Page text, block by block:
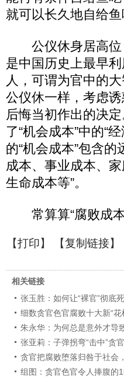
就可以长久地自给鱼
公仪休身居高位
是中国历史上最早
人，可谓为官中的
公仪休一样，考虑
后悔当初作出的决
了“机会成本”中的“
的“机会成本”包含
成本、事业成本、
生命成本等”。
常算算“腐败成本
【打印】 【复制链接】
相关链接
张玉胜：如何让“裸官”彻底
细数贪官色官腐败十大新“花
朱永华：为何总是意外才导
张亚莉：子弹拐弯“击中”贪
贪官把腐败堕落归咎于社会
组图：贪官色官令人捧腹的